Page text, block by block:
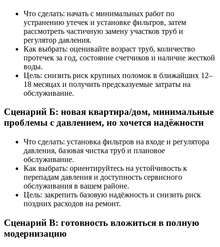
Что сделать: начать с минимальных работ по
устранению утечек и установке фильтров, затем
рассмотреть частичную замену участков труб и
регулятор давления.
Как выбрать: оценивайте возраст труб, количество
протечек за год, состояние счетчиков и наличие жесткой
воды.
Цель: снизить риск крупных поломок в ближайших 12–
18 месяцах и получить предсказуемые затраты на
обслуживание.
Сценарий Б: новая квартира/дом, минимальные
проблемы с давлением, но хочется надёжности
Что сделать: установка фильтров на входе и регулятора
давления, базовая чистка труб и плановое
обслуживание.
Как выбрать: ориентируйтесь на устойчивость к
перепадам давления и доступность сервисного
обслуживания в вашем районе.
Цель: закрепить базовую надёжность и снизить риск
поздних расходов на ремонт.
Сценарий В: готовность вложиться в полную
модернизацию